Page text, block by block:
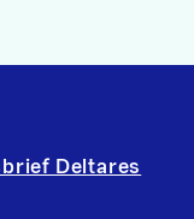
Deltares